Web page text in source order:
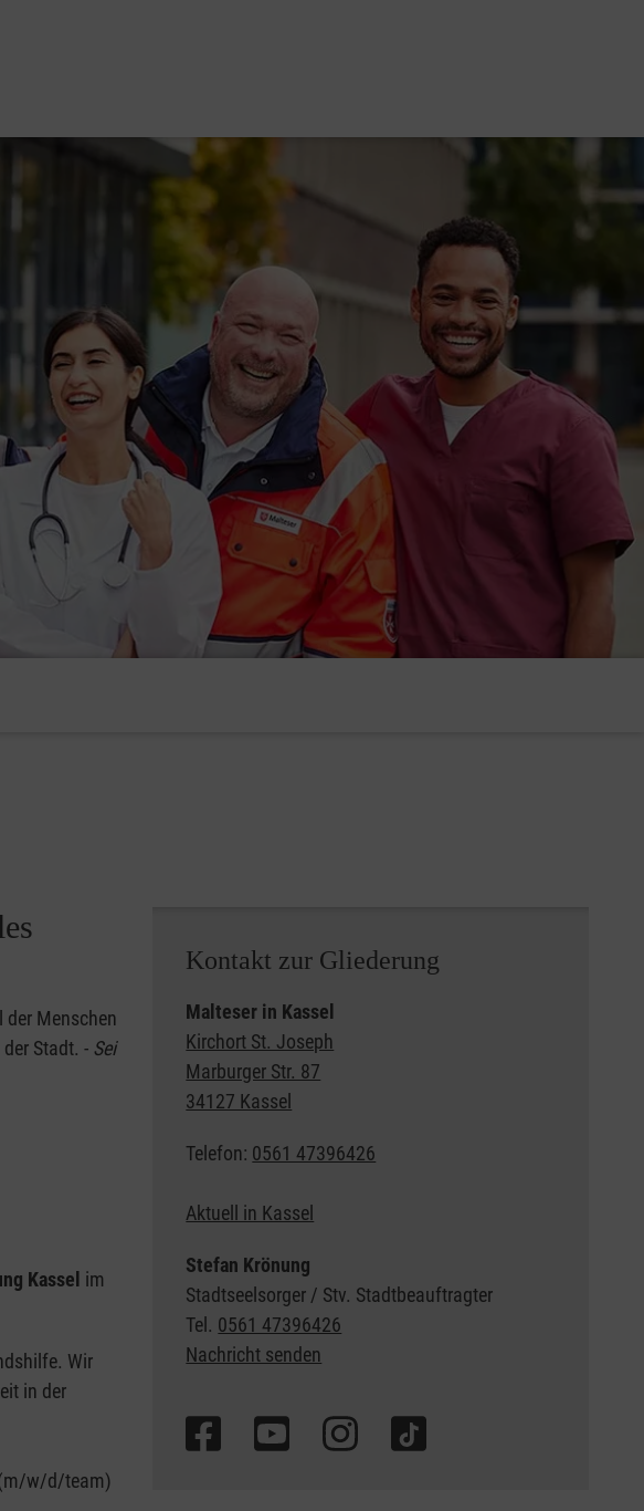
der Menschen
Stadt. - Sei
Kassel im
Wir
in der
(m/w/d/team)
Kontakt zur Gliederung
Malteser in Kassel
Kirchort St. Joseph
Marburger Str. 87
34127 Kassel
Telefon: 0561 47396426
Aktuell in Kassel
Stefan Krönung
Stadtseelsorger / Stv. Stadtbeauftragter
Tel. 0561 47396426
Nachricht senden